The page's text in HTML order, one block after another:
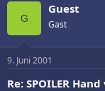
G
Guest
Gast
9. Juni 2001
Re: SPOILER